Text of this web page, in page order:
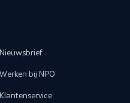
Nieuwsbrief
Werken bij NPO
Klantenservice